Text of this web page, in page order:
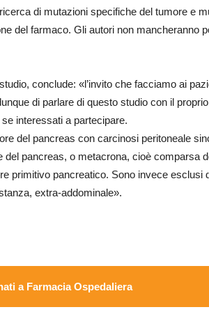
di mutazioni specifiche del tumore e
del farmaco. Gli autori non mancheranno
conclude: «l’invito che facciamo ai
di parlare di questo studio con il
interessati a partecipare.
del pancreas con carcinosi peritoneale
pancreas, o metacrona, cioè comparsa
primitivo pancreatico. Sono invece esclusi
extra-addominale».
a Farmacia Ospedaliera